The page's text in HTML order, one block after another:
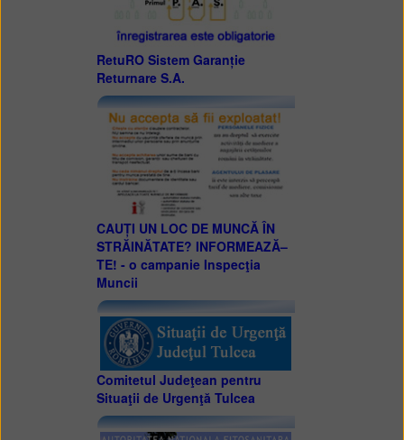
RetuRO Sistem Garanție
Returnare S.A.
CAUȚI UN LOC DE MUNCĂ ÎN
STRĂINĂTATE? INFORMEAZĂ–
TE! - o campanie Inspecţia
Muncii
Comitetul Judeţean pentru
Situaţii de Urgenţă Tulcea